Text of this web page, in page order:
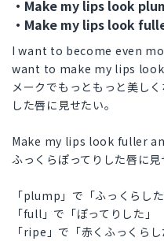
・Make my lips look
・Make my lips look
I want to become even
want to make my lips
メークでもっともっと美し
した唇に見せたい。
Make my lips look fuller
ふっくらぽってりした唇に見
「plump」で「ふっくらした
「full」で「ぽってりした」
「ripe」で「赤くふっくらし